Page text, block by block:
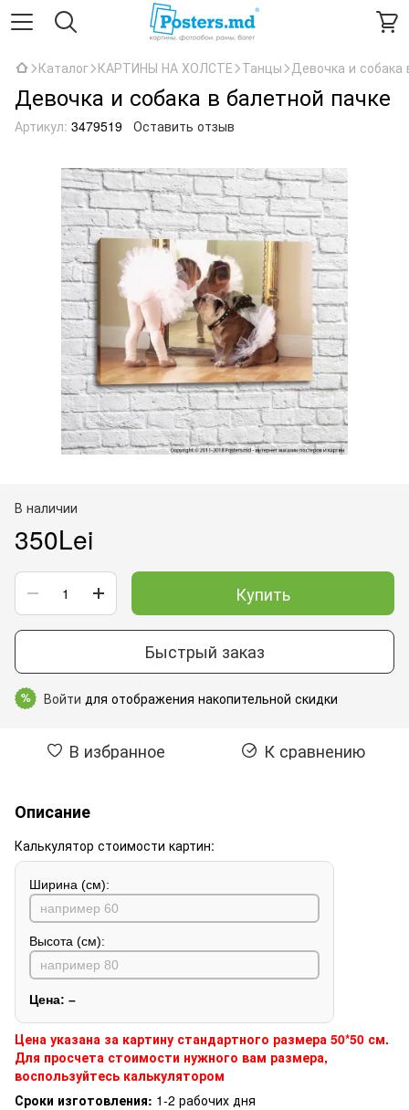
Каталог КАРТИНЫ НА ХОЛСТЕ Танцы Девочка и собака
Девочка и собака в балетной пачке
Артикул: 3479519 Оставить отзыв
В наличии
350Lei
Купить
Быстрый заказ
% Войти для отображения накопительной скидки
В избранное К сравнению
Описание
Калькулятор стоимости картин:
Ширина (см):
Высота (см):
Цена: –
Цена указана за картину стандартного размера 50*50 см.
Для просчета стоимости нужного вам размера,
воспользуйтесь калькулятором
Сроки изготовления: 1-2 рабочих дня